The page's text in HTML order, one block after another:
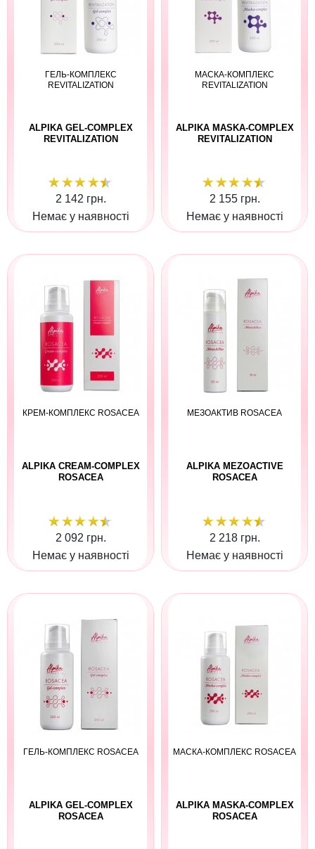
ГЕЛЬ-КОМПЛЕКС
REVITALIZATION
ALPIKA GEL-COMPLEX
REVITALIZATION
2 142 грн.
Немає у наявності
МАСКА-КОМПЛЕКС
REVITALIZATION
ALPIKA MASKA-COMPLEX
REVITALIZATION
2 155 грн.
Немає у наявності
КРЕМ-КОМПЛЕКС ROSACEA
ALPIKA CREAM-COMPLEX
ROSACEA
2 092 грн.
Немає у наявності
МЕЗОАКТИВ ROSACEA
ALPIKA MEZOACTIVE
ROSACEA
2 218 грн.
Немає у наявності
ГЕЛЬ-КОМПЛЕКС ROSACEA
ALPIKA GEL-COMPLEX
ROSACEA
МАСКА-КОМПЛЕКС ROSACEA
ALPIKA MASKA-COMPLEX
ROSACEA